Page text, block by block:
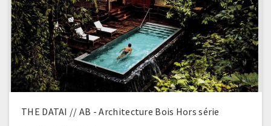
THE DATAI // AB - Architecture Bois Hors série